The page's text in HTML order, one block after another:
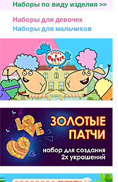
Наборы по виду изделия >>
Наборы для девочек
Наборы для мальчиков